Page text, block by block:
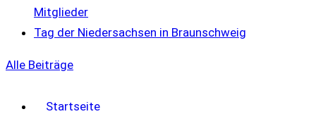
Mitglieder
Tag der Niedersachsen in Braunschweig
Alle Beiträge
Startseite